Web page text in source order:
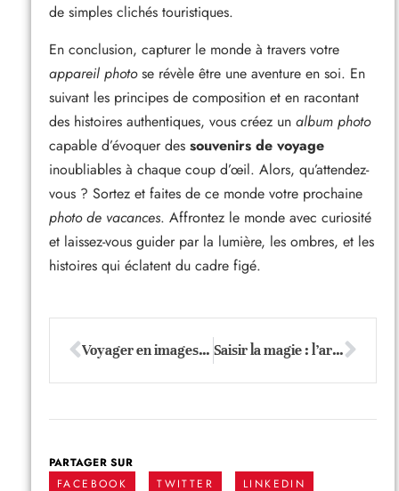
de simples clichés touristiques.
En conclusion, capturer le monde à travers votre
appareil photose révèle être une aventure en soi. En
suivant les principes de composition et en racontant
des histoires authentiques, vous créez un album photo
capable d’évoquer des souvenirs de voyage
inoubliables à chaque coup d’œil. Alors, qu’attendez-
vous ? Sortez et faites de ce monde votre prochaine
photo de vacances. Affrontez le monde avec curiosité
et laissez-vous guider par la lumière, les ombres, et les
histoires qui éclatent du cadre figé.
Voyager en images : secrets pour capturer l’extraordinaire chaque jour Saisir la magie : l’art de capturer l’instant parfait en photographie
PARTAGER SUR
FACEBOOK
TWITTER LINKEDIN